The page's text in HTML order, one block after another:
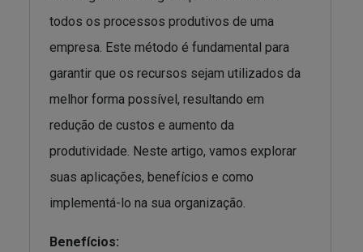
todos os processos produtivos de uma
empresa. Este método é fundamental para
garantir que os recursos sejam utilizados da
melhor forma possível, resultando em
redução de custos e aumento da
produtividade. Neste artigo, vamos explorar
suas aplicações, benefícios e como
implementá-lo na sua organização.
Benefícios: